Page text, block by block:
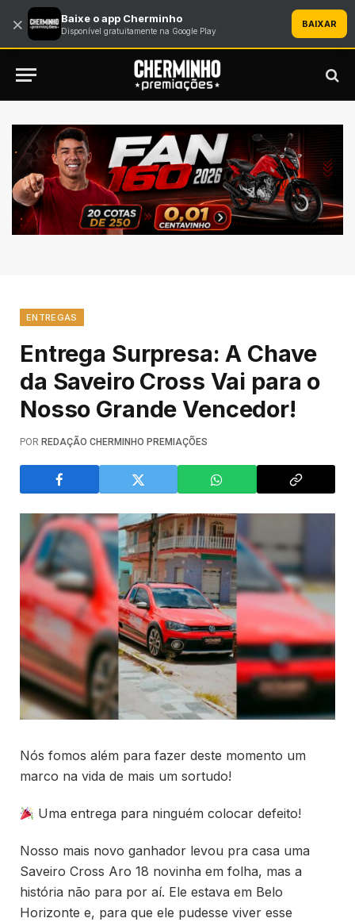
ENTREGAS
Entrega Surpresa: A Chave
da Saveiro Cross Vai para o
Nosso Grande Vencedor!
POR REDAÇÃO CHERMINHO PREMIAÇÕES
Nós fomos além para fazer deste momento um
marco na vida de mais um sortudo!
Uma entrega para ninguém colocar defeito!
Nosso mais novo ganhador levou pra casa uma
Saveiro Cross Aro 18 novinha em folha, mas a
história não para por aí. Ele estava em Belo
Horizonte e, para que ele pudesse viver esse
× Baixe o app Cherminho
Disponível gratuitamente na Google Play
BAIXAR